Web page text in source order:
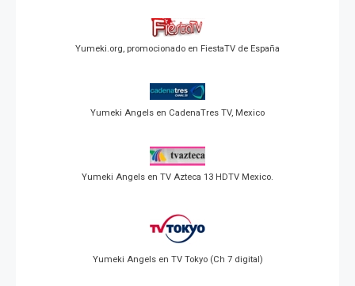
Yumeki.org, promocionado en FiestaTV de España
Yumeki Angels en CadenaTres TV, Mexico
Yumeki Angels en TV Azteca 13 HDTV Mexico.
Yumeki Angels en TV Tokyo (Ch 7 digital)